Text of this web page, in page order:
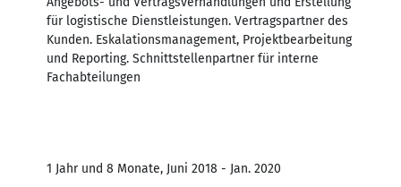
für logistische Dienstleistungen. Vertragspartner des
Kunden. Eskalationsmanagement, Projektbearbeitung
und Reporting. Schnittstellenpartner für interne
Fachabteilungen
1 Jahr und 8 Monate, Juni 2018 - Jan. 2020